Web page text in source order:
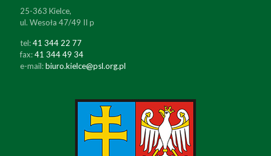
25-363 Kielce,
ul. Wesoła 47/49 II p
tel:41 344 22 77
fax:41 344 49 34
e-mail:biuro.kielce@psl.org.pl